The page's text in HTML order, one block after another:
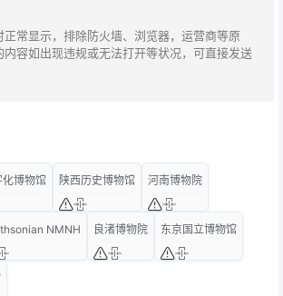
正常显示，排除防火墙、浏览器，运营商等原
内容如出现违规或无法打开等状况，可直接发送
化博物馆 陕西历史博物馆 河南博物院
NMNH 良渚博物院 东京国立博物馆